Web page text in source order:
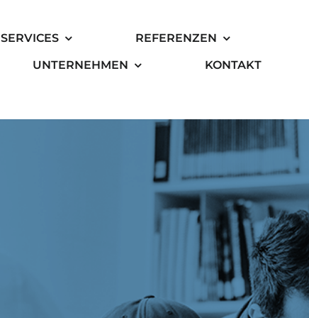
SERVICES
REFERENZEN
UNTERNEHMEN
KONTAKT